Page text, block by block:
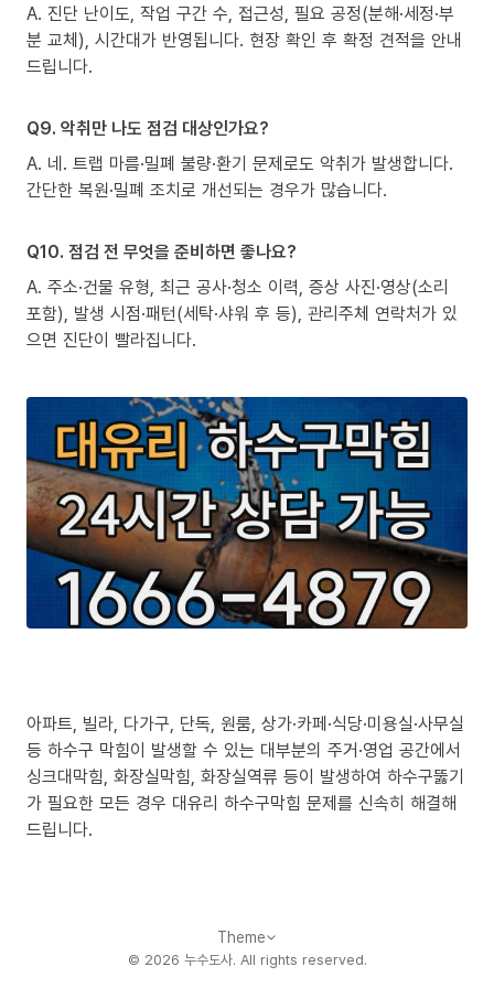
A. 진단 난이도, 작업 구간 수, 접근성, 필요 공정(분해·세정·부
분 교체), 시간대가 반영됩니다. 현장 확인 후 확정 견적을 안내
드립니다.
Q9. 악취만 나도 점검 대상인가요?
A. 네. 트랩 마름·밀폐 불량·환기 문제로도 악취가 발생합니다.
간단한 복원·밀폐 조치로 개선되는 경우가 많습니다.
Q10. 점검 전 무엇을 준비하면 좋나요?
A. 주소·건물 유형, 최근 공사·청소 이력, 증상 사진·영상(소리
포함), 발생 시점·패턴(세탁·샤워 후 등), 관리주체 연락처가 있
으면 진단이 빨라집니다.
아파트, 빌라, 다가구, 단독, 원룸, 상가·카페·식당·미용실·사무실
등 하수구 막힘이 발생할 수 있는 대부분의 주거·영업 공간에서
싱크대막힘, 화장실막힘, 화장실역류 등이 발생하여 하수구뚫기
가 필요한 모든 경우 대유리 하수구막힘 문제를 신속히 해결해
드립니다.
Theme
© 2026 누수도사. All rights reserved.